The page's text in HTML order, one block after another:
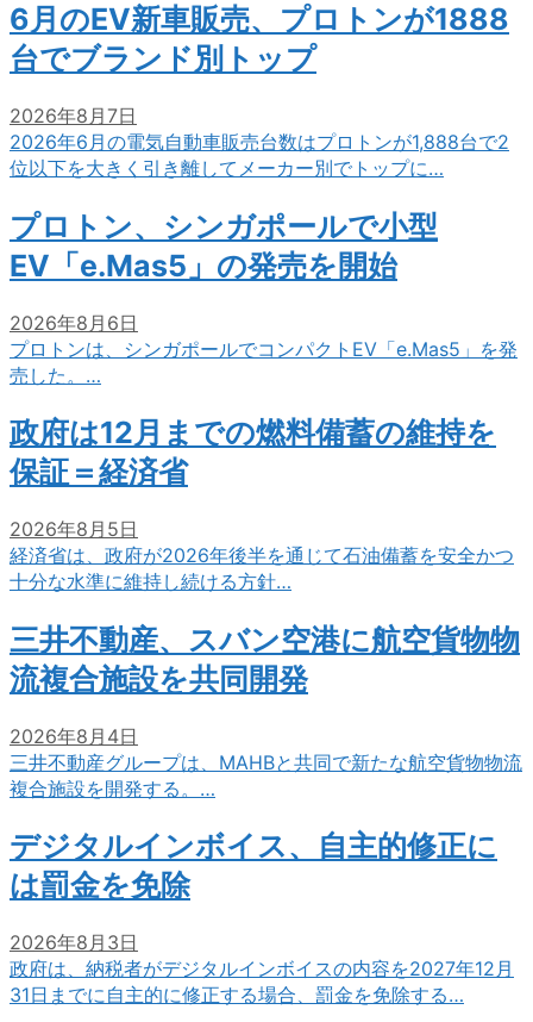
6月のEV新車販売、プロトンが1888
台でブランド別トップ
2026年8月7日
2026年6月の電気自動車販売台数はプロトンが1,888台で2
位以下を大きく引き離してメーカー別でトップに…
プロトン、シンガポールで小型
EV「e.Mas5」の発売を開始
2026年8月6日
プロトンは、シンガポールでコンパクトEV「e.Mas5」を発
売した。…
政府は12月までの燃料備蓄の維持を
保証＝経済省
2026年8月5日
経済省は、政府が2026年後半を通じて石油備蓄を安全かつ
十分な水準に維持し続ける方針…
三井不動産、スバン空港に航空貨物物
流複合施設を共同開発
2026年8月4日
三井不動産グループは、MAHBと共同で新たな航空貨物物流
複合施設を開発する。…
デジタルインボイス、自主的修正に
は罰金を免除
2026年8月3日
政府は、納税者がデジタルインボイスの内容を2027年12月
31日までに自主的に修正する場合、罰金を免除する…